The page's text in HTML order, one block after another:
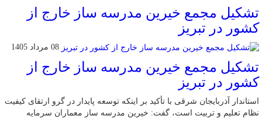
تشکیل مجمع خیرین مدرسه ‌ساز خارج از
کشور در تبریز
08 مرداد 1405
تشکیل مجمع خیرین مدرسه ‌ساز خارج از
کشور در تبریز
استاندار آذربایجان شرقی با تأکید بر اینکه توسعه پایدار در گرو ارتقای کیفیت
نظام تعلیم و تربیت است، گفت: خیرین مدرسه ‌ساز معماران سرمایه